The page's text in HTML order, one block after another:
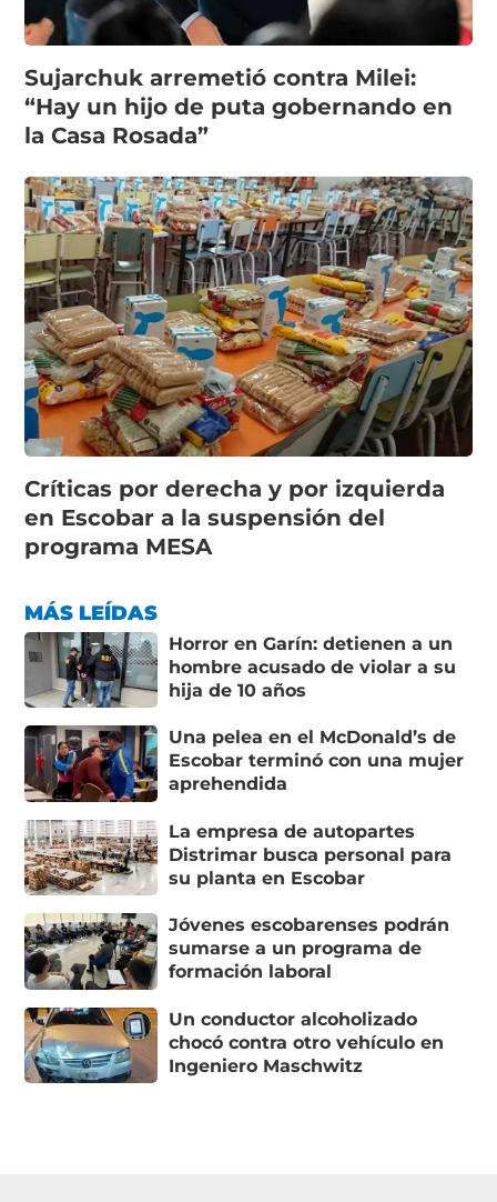
Sujarchuk arremetió contra Milei:
“Hay un hijo de puta gobernando en
la Casa Rosada”
Críticas por derecha y por izquierda
en Escobar a la suspensión del
programa MESA
MÁS LEÍDAS
Horror en Garín: detienen a un
hombre acusado de violar a su
hija de 10 años
Una pelea en el McDonald’s de
Escobar terminó con una mujer
aprehendida
La empresa de autopartes
Distrimar busca personal para
su planta en Escobar
Jóvenes escobarenses podrán
sumarse a un programa de
formación laboral
Un conductor alcoholizado
chocó contra otro vehículo en
Ingeniero Maschwitz